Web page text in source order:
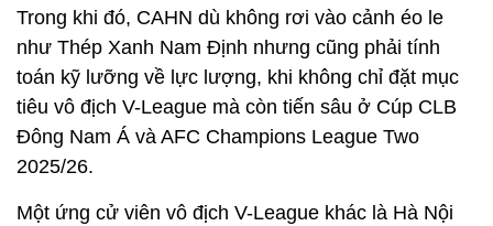
Trong khi đó, CAHN dù không rơi vào cảnh éo le
như Thép Xanh Nam Định nhưng cũng phải tính
toán kỹ lưỡng về lực lượng, khi không chỉ đặt mục
tiêu vô địch V-League mà còn tiến sâu ở Cúp CLB
Đông Nam Á và AFC Champions League Two
2025/26.
Một ứng cử viên vô địch V-League khác là Hà Nội